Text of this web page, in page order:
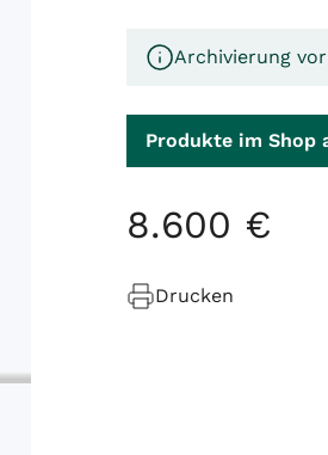
Archivierung vor
Produkte im Shop
8.600 €
Drucken